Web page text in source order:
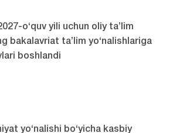
o‘quv yili uchun oliy ta’lim
bakalavriat ta’lim yo‘nalishlariga
boshlandi
yo‘nalishi bo‘yicha kasbiy